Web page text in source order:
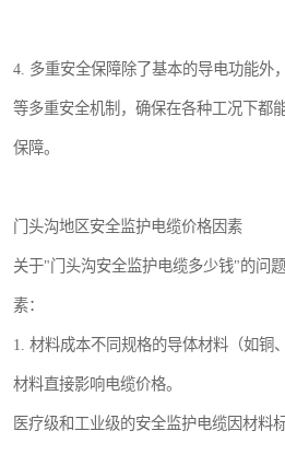
4. 多重安全保障除了基本的导电功能外
等多重安全机制，确保在各种工况下都
保障。
门头沟地区安全监护电缆价格因素
关于"门头沟安全监护电缆多少钱"的问
素：
1. 材料成本不同规格的导体材料（如铜
材料直接影响电缆价格。
医疗级和工业级的安全监护电缆因材料